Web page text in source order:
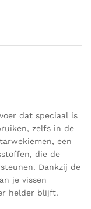
dat speciaal is
zelfs in de
een
die de
Dankzij de
je vissen
helder blijft.